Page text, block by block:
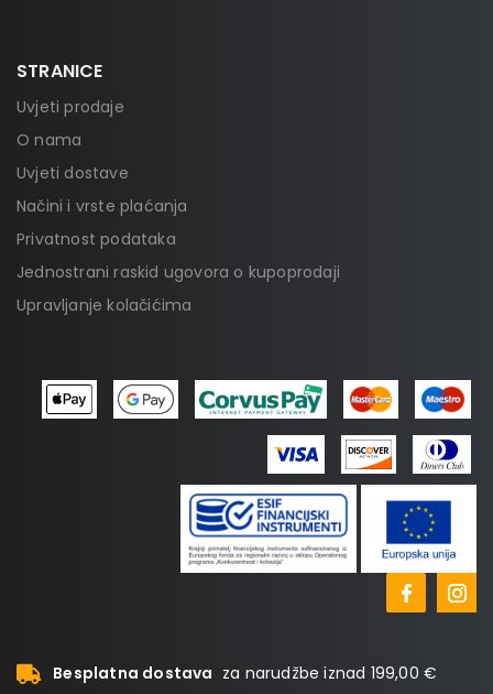
STRANICE
Uvjeti prodaje
O nama
Uvjeti dostave
Načini i vrste plaćanja
Privatnost podataka
Jednostrani raskid ugovora o kupoprodaji
Upravljanje kolačićima
Besplatna dostava za narudžbe iznad 199,00 €